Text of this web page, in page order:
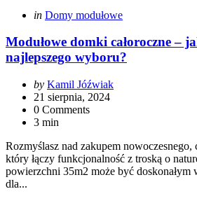
Categories
Posted
in Domy modułowe
Modułowe domki całoroczne –
najlepszego wyboru?
Posted
by
by Kamil Jóźwiak
21 sierpnia, 2024
0 Comments
3 min
Rozmyślasz nad zakupem nowoczesnego,
który łączy funkcjonalność z troską o
powierzchni 35m2 może być doskonałym
dla...